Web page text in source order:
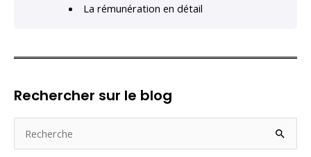
La rémunération en détail
Rechercher sur le blog
e